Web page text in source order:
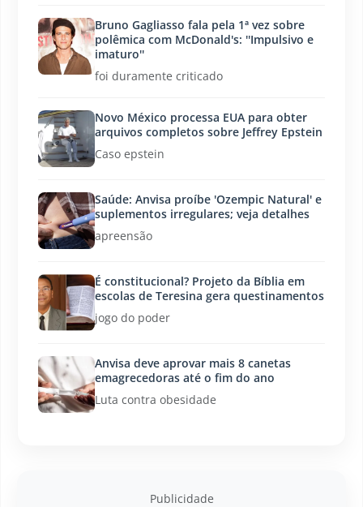
Bruno Gagliasso fala pela 1ª vez sobre
polêmica com McDonald's: ''Impulsivo e
imaturo''
foi duramente criticado
Novo México processa EUA para obter
arquivos completos sobre Jeffrey Epstein
Caso epstein
Saúde: Anvisa proíbe 'Ozempic Natural' e
suplementos irregulares; veja detalhes
apreensão
É constitucional? Projeto da Bíblia em
escolas de Teresina gera questinamentos
jogo do poder
Anvisa deve aprovar mais 8 canetas
emagrecedoras até o fim do ano
Luta contra obesidade
Publicidade